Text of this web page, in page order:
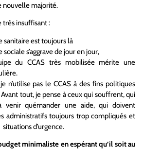
nouvelle majorité.
très insuffisant :
sanitaire est toujours là
sociale s’aggrave de jour en jour,
du CCAS très mobilisée mérite une
n’utilise pas le CCAS à des fins politiques
tout, je pense à ceux qui souffrent, qui
venir quémander une aide, qui doivent
administratifs toujours trop compliqués et
d’urgence.
minimaliste en espérant qu’il soit au